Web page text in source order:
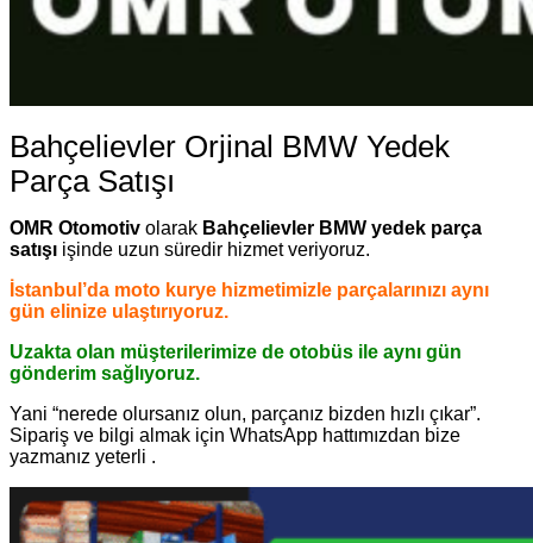
Bahçelievler Orjinal BMW Yedek
Parça Satışı
OMR Otomotiv olarak Bahçelievler BMW yedek parça
satışı işinde uzun süredir hizmet veriyoruz.
İstanbul’da moto kurye hizmetimizle parçalarınızı aynı
gün elinize ulaştırıyoruz.
Uzakta olan müşterilerimize de otobüs ile aynı gün
gönderim sağlıyoruz.
Yani “nerede olursanız olun, parçanız bizden hızlı çıkar”.
Sipariş ve bilgi almak için WhatsApp hattımızdan bize
yazmanız yeterli .